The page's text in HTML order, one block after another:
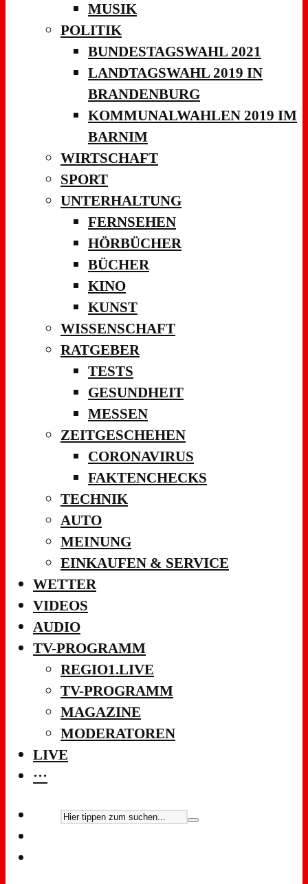
MUSIK
POLITIK
BUNDESTAGSWAHL 2021
LANDTAGSWAHL 2019 IN
BRANDENBURG
KOMMUNALWAHLEN 2019 IM
BARNIM
WIRTSCHAFT
SPORT
UNTERHALTUNG
FERNSEHEN
HÖRBÜCHER
BÜCHER
KINO
KUNST
WISSENSCHAFT
RATGEBER
TESTS
GESUNDHEIT
MESSEN
ZEITGESCHEHEN
CORONAVIRUS
FAKTENCHECKS
TECHNIK
AUTO
MEINUNG
EINKAUFEN & SERVICE
WETTER
VIDEOS
AUDIO
TV-PROGRAMM
REGIO1.LIVE
TV-PROGRAMM
MAGAZINE
MODERATOREN
LIVE
···